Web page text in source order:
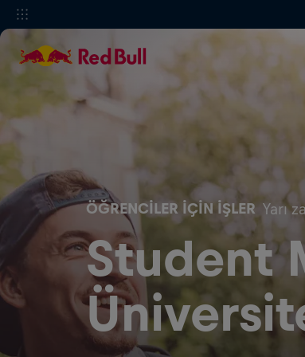
ÖĞRENCILER IÇIN İŞLER Yarı
Student